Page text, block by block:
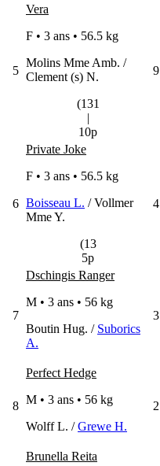
5
Vera
F • 3 ans • 56.5 kg
Molins Mme Amb. /
Clement (s) N.
(131
|
10p
9
6
Private Joke
F • 3 ans • 56.5 kg
Boisseau L. / Vollmer
Mme Y.
(13
5p
4
7
Dschingis Ranger
M • 3 ans • 56 kg
Boutin Hug. / Suborics
A.
3
8
Perfect Hedge
M • 3 ans • 56 kg
Wolff L. /Grewe H.
2
Brunella Reita